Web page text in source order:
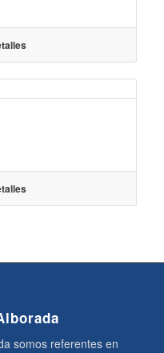
somos referentes en